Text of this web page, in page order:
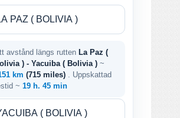
avstånd längs rutten La Paz (
) - Yacuiba ( Bolivia ) ~
km (715 miles)
. Uppskattad
~ 19 h. 45 min